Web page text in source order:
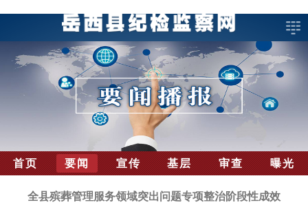
首页 要闻 宣传 基层 审查 曝光
全县殡葬管理服务领域突出问题专项整治阶段性成效